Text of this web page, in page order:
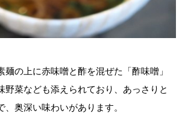
麺の上に赤味噌と酢を混ぜた「酢味噌」
野菜なども添えられており、あっさりと
、奥深い味わいがあります。